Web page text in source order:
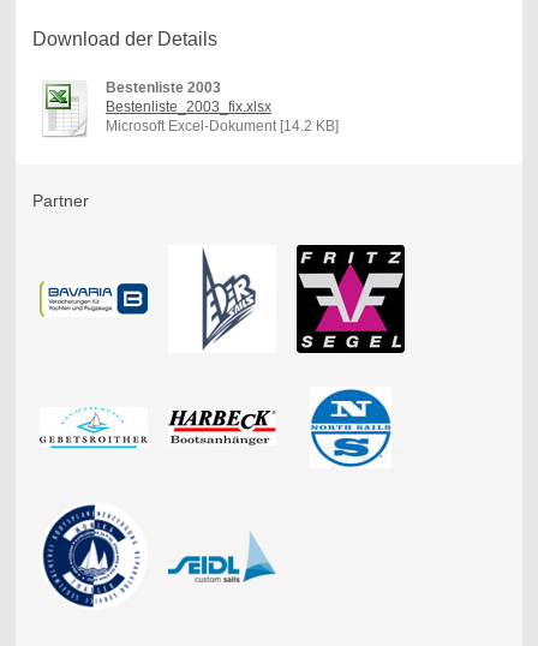
Download der Details
Bestenliste 2003
Bestenliste_2003_fix.xlsx
Microsoft Excel-Dokument [14.2 KB]
Partner